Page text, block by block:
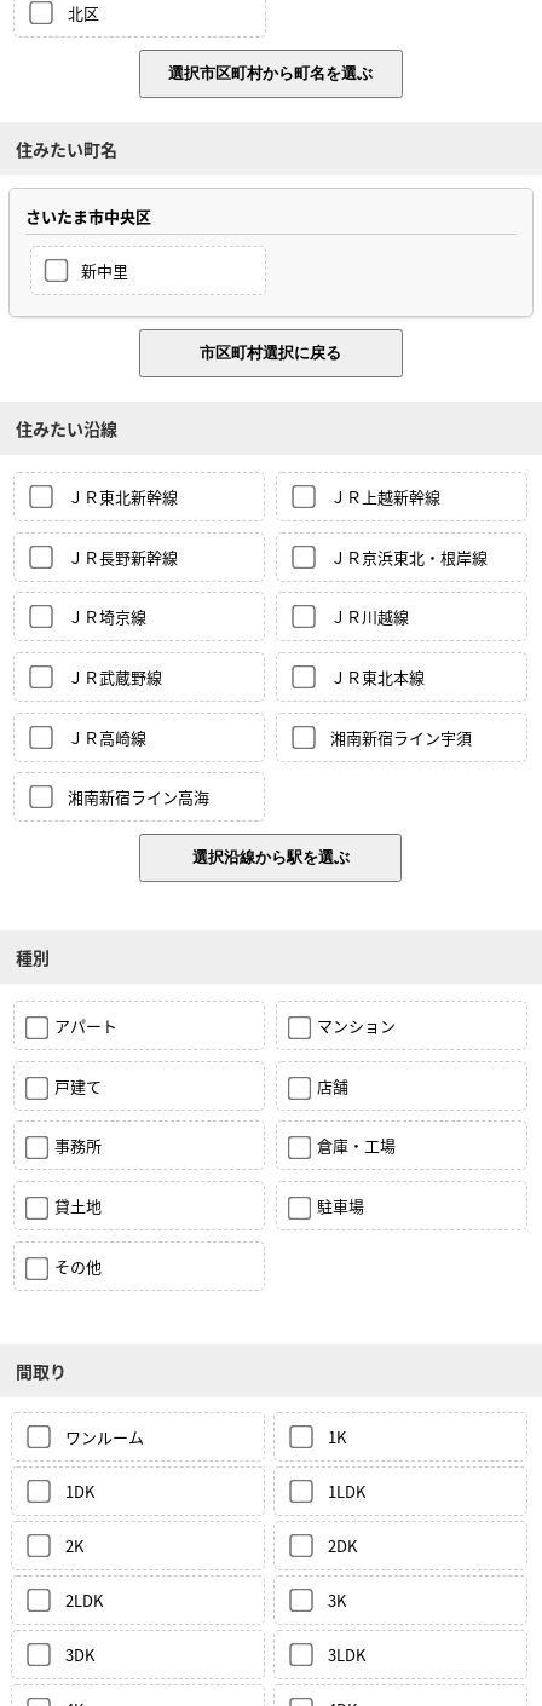
北区
住みたい町名
さいたま市中央区
新中里
住みたい沿線
ＪＲ東北新幹線 ＪＲ上越新幹線
ＪＲ長野新幹線 ＪＲ京浜東北・根岸線
ＪＲ埼京線 ＪＲ川越線
ＪＲ武蔵野線 ＪＲ東北本線
ＪＲ高崎線 湘南新宿ライン宇須
湘南新宿ライン高海
種別
アパート マンション
戸建て 店舗
事務所 倉庫・工場
貸土地 駐車場
その他
間取り
ワンルーム 1K
1DK 1LDK
2K 2DK
2LDK 3K
3DK 3LDK